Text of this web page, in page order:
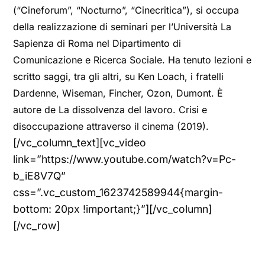
(“Cineforum”, “Nocturno”, “Cinecritica”), si occupa
della realizzazione di seminari per l’Università La
Sapienza di Roma nel Dipartimento di
Comunicazione e Ricerca Sociale. Ha tenuto lezioni e
scritto saggi, tra gli altri, su Ken Loach, i fratelli
Dardenne, Wiseman, Fincher, Ozon, Dumont. È
autore de La dissolvenza del lavoro. Crisi e
disoccupazione attraverso il cinema (2019).
[/vc_column_text][vc_video
link=”https://www.youtube.com/watch?v=Pc-
b_iE8V7Q”
css=”.vc_custom_1623742589944{margin-
bottom: 20px !important;}”][/vc_column]
[/vc_row]